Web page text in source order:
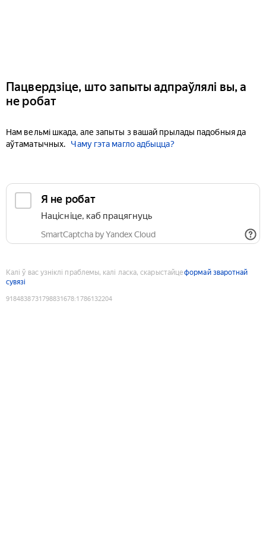
Пацвердзіце, што запыты адпраўлялі вы, а
не робат
Нам вельмі шкада, але запыты з вашай прылады падобныя да
аўтаматычных.
Чаму гэта магло адбыцца?
Я не робат
Націсніце, каб працягнуць
SmartCaptcha by Yandex Cloud
Калі ў вас узніклі праблемы, калі ласка, скарыстайцеформай зваротнай
сувязі
9184838731798831678:1786132204